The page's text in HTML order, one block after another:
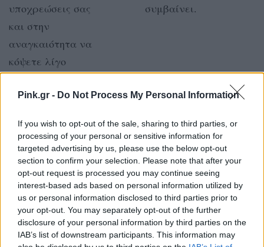
Pink.gr - Do Not Process My Personal Information
If you wish to opt-out of the sale, sharing to third parties, or
processing of your personal or sensitive information for
targeted advertising by us, please use the below opt-out
section to confirm your selection. Please note that after your
opt-out request is processed you may continue seeing
interest-based ads based on personal information utilized by
us or personal information disclosed to third parties prior to
your opt-out. You may separately opt-out of the further
disclosure of your personal information by third parties on the
IAB’s list of downstream participants. This information may
υποχρεώσεις σας
και στην
αναγκαιότητα να
κόψετε λίγο
συμβαίνει.
ΖΥΓΟΣ
Πρέπει να
δουλέψετε τις
ατάκες σας και
τις εύκολες
συζητήσεις που
χρησιμοποιούνται
ΣΚΟΡΠΙΟΣ
Ό,τι
προσπαθήσετε
να κάνετε
σήμερα
μάλλον θα
πάει πολύ